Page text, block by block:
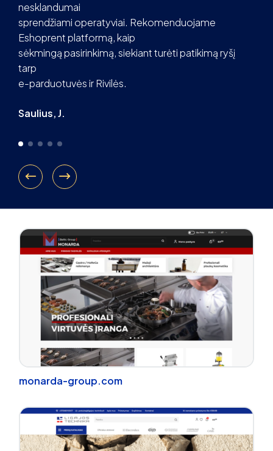
nesklandumai
sprendžiami operatyviai. Rekomenduojame
Eshoprent platformą, kaip
sėkmingą pasirinkimą, siekiant turėti patikimą ryšį
tarp
e-parduotuvės ir Rivilės.
Saulius, J.
monarda-group.com